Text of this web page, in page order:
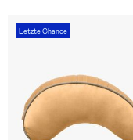
Letzte Chance